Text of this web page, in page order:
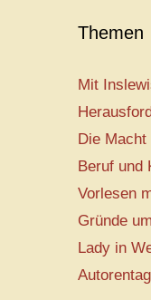
Themen
Mit
Die
Beruf und
Vorlesen
Gründe
Lady in
Autorentag